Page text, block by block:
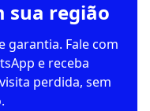
sua região
garantia. Fale com
e receba
perdida, sem